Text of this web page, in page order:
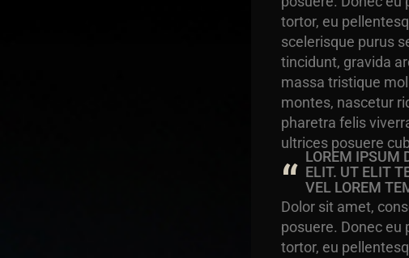
tortor, eu
scelerisque purus
tincidunt, gravida
massa tristique
montes, nascetur
pharetra felis
ultrices posuere
LOREM IPSUM
ELIT. UT ELIT
VEL LOREM
Dolor sit amet,
posuere. Donec eu
tortor, eu